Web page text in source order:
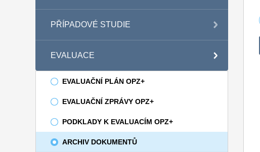
PŘÍPADOVÉ STUDIE
EVALUACE
EVALUAČNÍ PLÁN OPZ+
EVALUAČNÍ ZPRÁVY OPZ+
PODKLADY K EVALUACÍM OPZ+
ARCHIV DOKUMENTŮ